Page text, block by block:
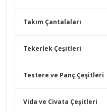
Takım Çantalaları
Tekerlek Çeşitleri
Testere ve Panç Çeşitleri
Vida ve Civata Çeşitleri